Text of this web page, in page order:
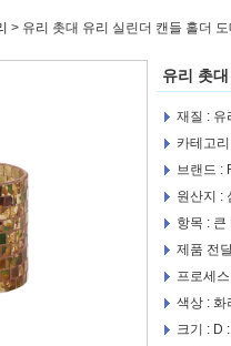
> 유리 촛대 유리 실린더 캔들 홀더 도
유리 촛
재질 : 유
카테고
브랜드 :
원산지 :
항목 : 큰
제품 전
프로세
색상 : 화
크기 : D